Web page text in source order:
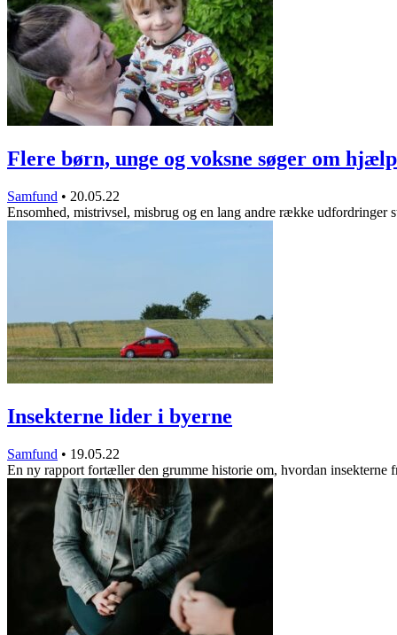
Flere børn, unge og voksne søger om hjælp
Samfund • 20.05.22
Ensomhed, mistrivsel, misbrug og en lang andre række udfordringer
Insekterne lider i byerne
Samfund • 19.05.22
En ny rapport fortæller den grumme historie om, hvordan